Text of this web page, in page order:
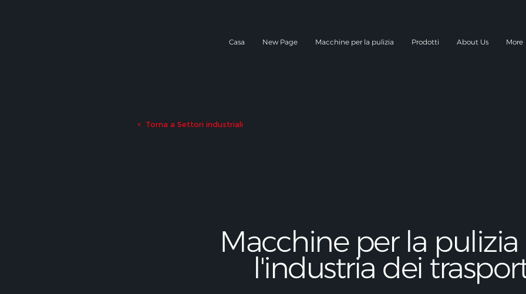
Casa New Page Macchine per la pulizia Prodotti About Us More
< Torna a Settori industriali
Macchine per la pulizia
l'industria dei